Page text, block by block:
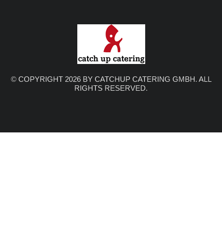
© COPYRIGHT 2026 BY CATCHUP CATERING GMBH. ALL
RIGHTS RESERVED.